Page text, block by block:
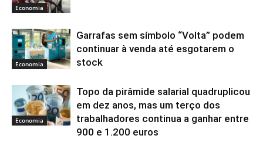
Economia
Economia
Garrafas sem símbolo “Volta” podem
continuar à venda até esgotarem o
stock
Economia
Topo da pirâmide salarial quadruplicou
em dez anos, mas um terço dos
trabalhadores continua a ganhar entre
900 e 1.200 euros